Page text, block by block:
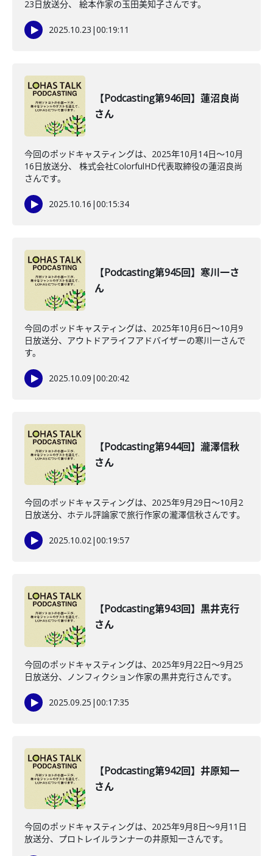
23日放送分、 絵本作家の玉田美知子さんです。
2025.10.23 |00:19:11
【Podcasting第946回】蓮沼良尚
さん
今回のポッドキャスティングは、2025年10月14日〜10月
16日放送分、 株式会社ColorfulHD代表取締役の蓮沼良尚
さんです。
2025.10.16 |00:15:34
【Podcasting第945回】寒川一さ
ん
今回のポッドキャスティングは、2025年10月6日〜10月9
日放送分、アウトドアライフアドバイザーの寒川一さんで
す。
2025.10.09 |00:20:42
【Podcasting第944回】瀧澤信秋
さん
今回のポッドキャスティングは、2025年9月29日〜10月2
日放送分、ホテル評論家で旅行作家の瀧澤信秋さんです。
2025.10.02|00:19:57
【Podcasting第943回】黒井克行
さん
今回のポッドキャスティングは、2025年9月22日〜9月25
日放送分、ノンフィクション作家の黒井克行さんです。
2025.09.25 |00:17:35
【Podcasting第942回】井原知一
さん
今回のポッドキャスティングは、2025年9月8日〜9月11日
放送分、プロトレイルランナーの井原知一さんです。